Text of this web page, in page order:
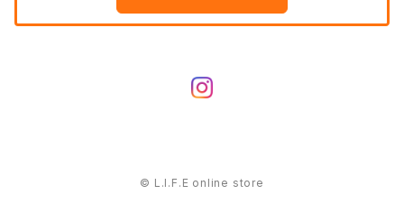
© L.I.F.E online store